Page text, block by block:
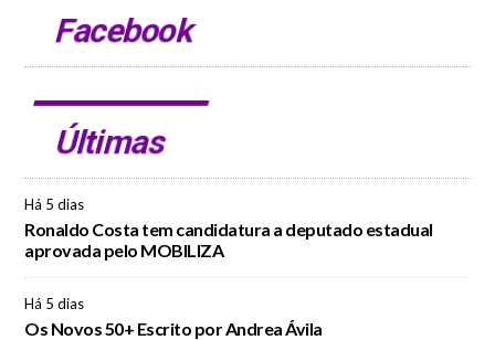
Facebook
Últimas
Há 5 dias
Ronaldo Costa tem candidatura a deputado estadual
aprovada pelo MOBILIZA
Há 5 dias
Os Novos 50+ Escrito por Andrea Ávila